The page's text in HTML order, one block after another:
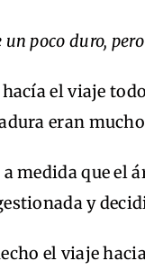
un poco duro,
hacía el viaje
eran
a medida que el
y
el viaje